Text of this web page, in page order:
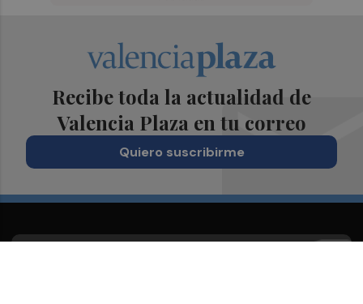
Recibe toda la actualidad de
Valencia Plaza en tu correo
Quiero suscribirme